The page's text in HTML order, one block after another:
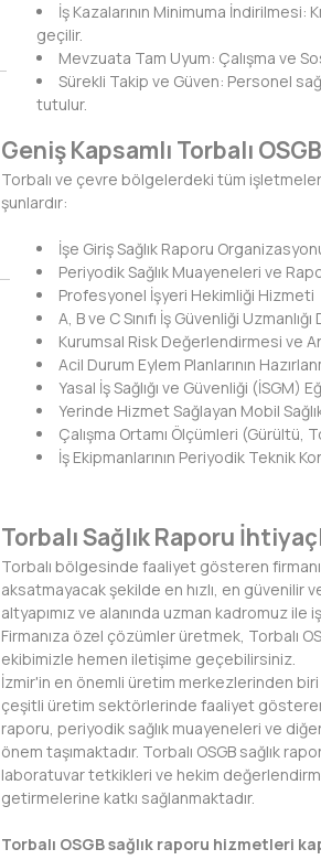
İş Kazalarının Minimuma
geçilir.
Mevzuata Tam Uyum: Çalışma ve
Sürekli Takip ve Güven: Personel
tutulur.
Geniş Kapsamlı Torbalı
Torbalı ve çevre bölgelerdeki tüm
şunlardır:
İşe Giriş Sağlık Raporu
Periyodik Sağlık Muayeneleri ve
Profesyonel İşyeri Hekimliği Hizmeti
A, B ve C Sınıfı İş Güvenliği
Kurumsal Risk Değerlendirmesi ve
Acil Durum Eylem Planlarının
Yasal İş Sağlığı ve Güvenliği (İSGM)
Yerinde Hizmet Sağlayan Mobil
Çalışma Ortamı Ölçümleri (Gürültü,
İş Ekipmanlarının Periyodik Teknik
Torbalı Sağlık Raporu
Torbalı bölgesinde faaliyet gösteren
aksatmayacak şekilde en hızlı, en
altyapımız ve alanında uzman kadromuz
Firmanıza özel çözümler üretmek, Torbalı
ekibimizle hemen iletişime geçebilirsiniz.
İzmir'in en önemli üretim merkezlerinden biri
çeşitli üretim sektörlerinde faaliyet
raporu, periyodik sağlık muayeneleri ve diğer
önem taşımaktadır. Torbalı OSGB sağlık
laboratuvar tetkikleri ve hekim
getirmelerine katkı sağlanmaktadır.
Torbalı OSGB sağlık raporu hizmetleri